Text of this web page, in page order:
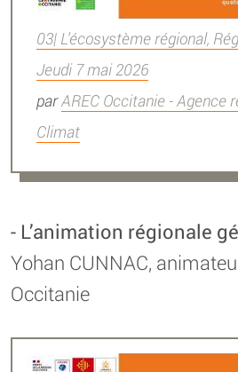
03| L’écosystème régional,
Jeudi 7 mai 2026
parAREC Occitanie - Agence
Climat
- L’animation régionale
Yohan CUNNAC,
Occitanie